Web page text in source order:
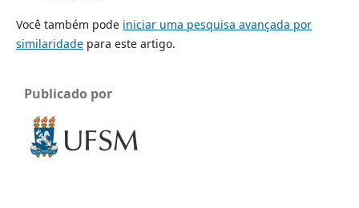
Você também pode iniciar uma pesquisa avançada por
similaridadepara este artigo.
Publicado por